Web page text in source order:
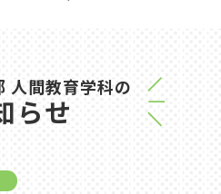
人間教育学科の
らせ